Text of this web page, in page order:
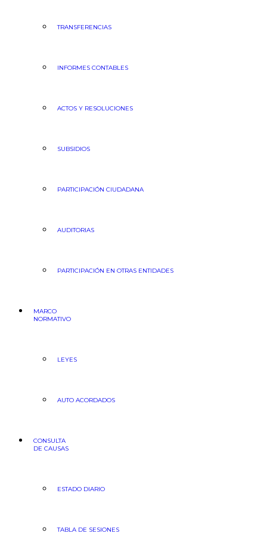
TRANSFERENCIAS
INFORMES CONTABLES
ACTOS Y RESOLUCIONES
SUBSIDIOS
PARTICIPACIÓN CIUDADANA
AUDITORIAS
PARTICIPACIÓN EN OTRAS ENTIDADES
MARCO
NORMATIVO
LEYES
AUTO ACORDADOS
CONSULTA
DE CAUSAS
ESTADO DIARIO
TABLA DE SESIONES